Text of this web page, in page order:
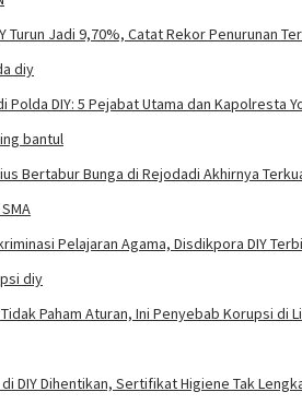
Turun Jadi 9,70%, Catat Rekor Penurunan
Polda DIY: 5 Pejabat Utama dan Kapolresta
Bertabur Bunga di Rejodadi Akhirnya
Pelajaran Agama, Disdikpora DIY
Paham Aturan, Ini Penyebab Korupsi di
di DIY Dihentikan, Sertifikat Higiene Tak